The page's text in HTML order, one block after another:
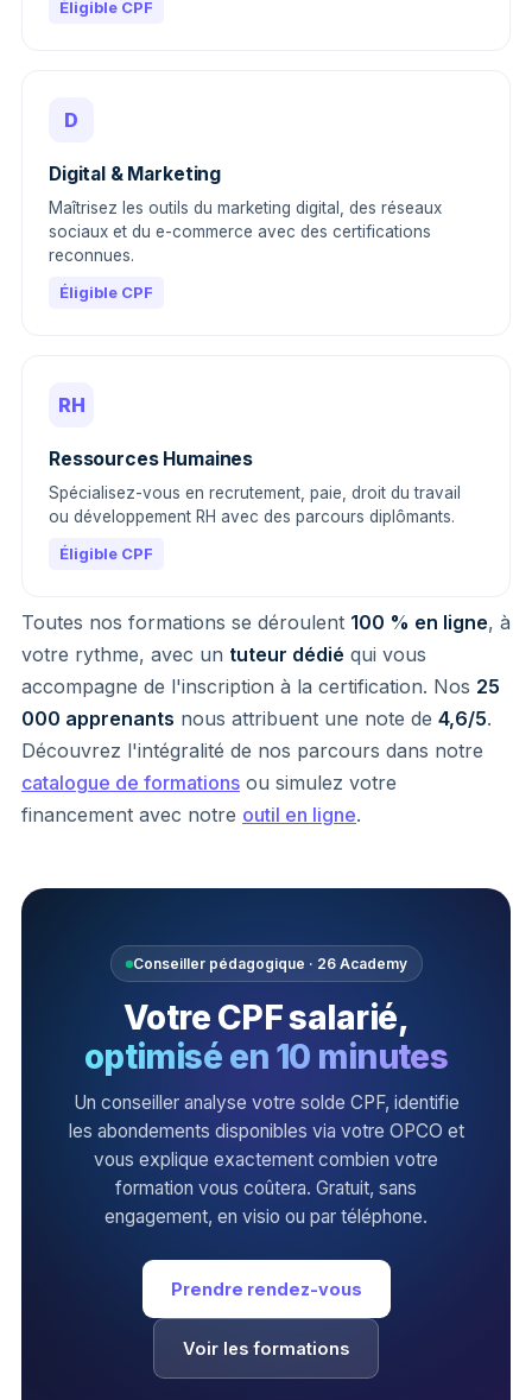
Éligible CPF
D
Digital & Marketing
Maîtrisez les outils du marketing digital, des réseaux
sociaux et du e-commerce avec des certifications
reconnues.
Éligible CPF
RH
Ressources Humaines
Spécialisez-vous en recrutement, paie, droit du travail
ou développement RH avec des parcours diplômants.
Éligible CPF
Toutes nos formations se déroulent 100 % en ligne, à
votre rythme, avec un tuteur dédié qui vous
accompagne de l'inscription à la certification. Nos 25
000 apprenants nous attribuent une note de 4,6/5.
Découvrez l'intégralité de nos parcours dans notre
catalogue de formations ou simulez votre
financement avec notre outil en ligne.
Conseiller pédagogique · 26 Academy
Votre CPF salarié,
optimisé en 10 minutes
Un conseiller analyse votre solde CPF, identifie
les abondements disponibles via votre OPCO et
vous explique exactement combien votre
formation vous coûtera. Gratuit, sans
engagement, en visio ou par téléphone.
Prendre rendez-vous
Voir les formations